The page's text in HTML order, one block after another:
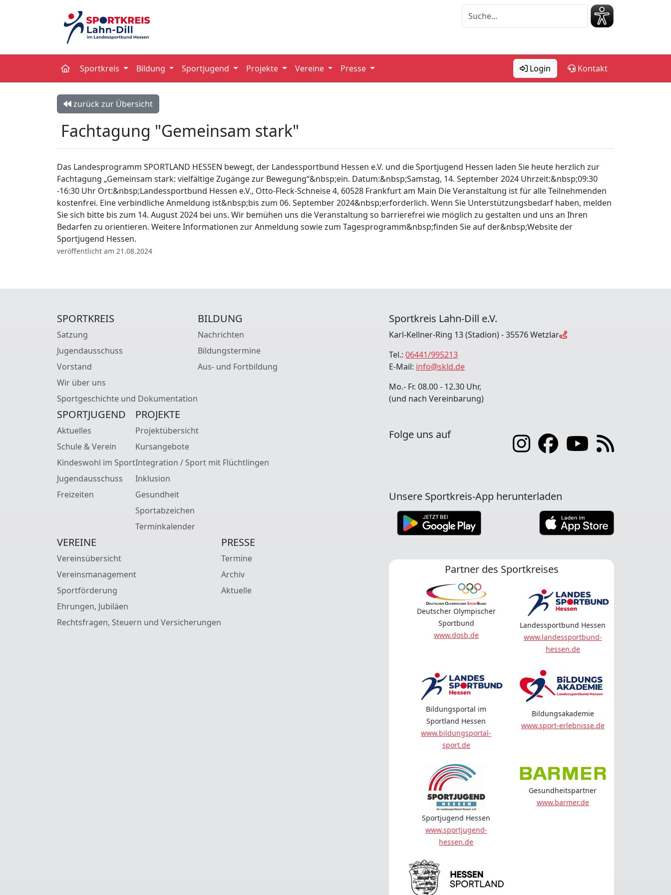
Sportkreis Bildung Sportjugend Projekte Vereine Presse Login Kontakt
zurück zur Übersicht
Fachtagung "Gemeinsam stark"
Das Landesprogramm SPORTLAND HESSEN bewegt, der Landessportbund Hessen e.V. und die Sportjugend Hessen laden Sie heute herzlich zur
Fachtagung „Gemeinsam stark: vielfältige Zugänge zur Bewegung“&nbsp;ein. Datum:&nbsp;Samstag, 14. September 2024 Uhrzeit:&nbsp;09:30
-16:30 Uhr Ort:&nbsp;Landessportbund Hessen e.V., Otto-Fleck-Schneise 4, 60528 Frankfurt am Main Die Veranstaltung ist für alle Teilnehmenden
kostenfrei. Eine verbindliche Anmeldung ist&nbsp;bis zum 06. September 2024&nbsp;erforderlich. Wenn Sie Unterstützungsbedarf haben, melden
Sie sich bitte bis zum 14. August 2024 bei uns. Wir bemühen uns die Veranstaltung so barrierefrei wie möglich zu gestalten und uns an Ihren
Bedarfen zu orientieren. Weitere Informationen zur Anmeldung sowie zum Tagesprogramm&nbsp;finden Sie auf der&nbsp;Website der
Sportjugend Hessen.
veröffentlicht am 21.08.2024
SPORTKREIS
Satzung
Jugendausschuss
Vorstand
Wir über uns
Sportgeschichte und Dokumentation
BILDUNG
Nachrichten
Bildungstermine
Aus- und Fortbildung
SPORTJUGEND
Aktuelles
Schule & Verein
Kindeswohl im Sport
Jugendausschuss
Freizeiten
PROJEKTE
Projektübersicht
Kursangebote
Integration / Sport mit Flüchtlingen
Inklusion
Gesundheit
Sportabzeichen
Terminkalender
VEREINE
Vereinsübersicht
Vereinsmanagement
Sportförderung
Ehrungen, Jubiläen
Rechtsfragen, Steuern und Versicherungen
PRESSE
Termine
Archiv
Aktuelle
Sportkreis Lahn-Dill e.V.
Karl-Kellner-Ring 13 (Stadion) - 35576 Wetzlar
Tel.: 06441/995213
E-Mail: info@skld.de
Mo.- Fr. 08.00 - 12.30 Uhr,
(und nach Vereinbarung)
Folge uns auf
Unsere Sportkreis-App herunterladen
Partner des Sportkreises
Deutscher Olympischer
Sportbund
www.dosb.de
Landessportbund Hessen
www.landessportbund-
hessen.de
Bildungsportal im
Sportland Hessen
www.bildungsportal-
sport.de
Bildungsakademie
www.sport-erlebnisse.de
Sportjugend Hessen
www.sportjugend-
hessen.de
Gesundheitspartner
www.barmer.de